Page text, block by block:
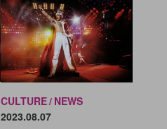
CULTURE NEWS
2023.08.07